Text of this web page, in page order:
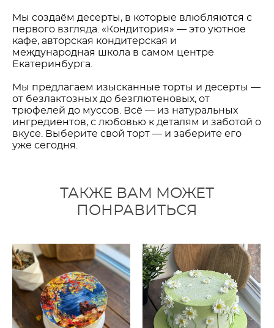
Мы создаём десерты, в которые влюбляются с
первого взгляда. «Кондитория» — это уютное
кафе, авторская кондитерская и
международная школа в самом центре
Екатеринбурга.
Мы предлагаем изысканные торты и десерты —
от безлактозных до безглютеновых, от
трюфелей до муссов. Всё — из натуральных
ингредиентов, с любовью к деталям и заботой о
вкусе. Выберите свой торт — и заберите его
уже сегодня.
ТАКЖЕ ВАМ МОЖЕТ
ПОНРАВИТЬСЯ